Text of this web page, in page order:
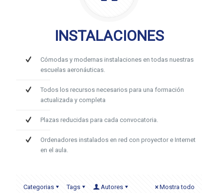
INSTALACIONES
Cómodas y modernas instalaciones en todas nuestras
escuelas aeronáuticas.
Todos los recursos necesarios para una formación
actualizada y completa
Plazas reducidas para cada convocatoria.
Ordenadores instalados en red con proyector e Internet
en el aula.
Categorias Tags Autores Mostra todo